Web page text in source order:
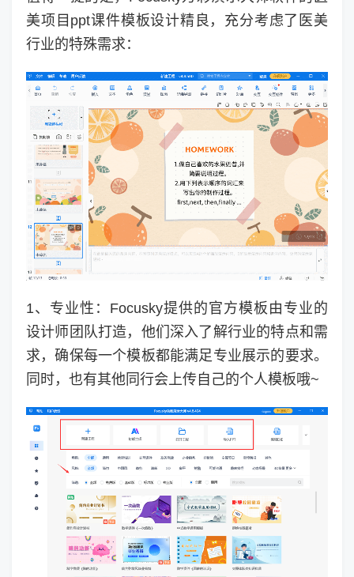
美项目ppt课件模板设计精良，充分考虑了医美
行业的特殊需求：
1、专业性：Focusky提供的官方模板由专业的
设计师团队打造，他们深入了解行业的特点和需
求，确保每一个模板都能满足专业展示的要求。
同时，也有其他同行会上传自己的个人模板哦~